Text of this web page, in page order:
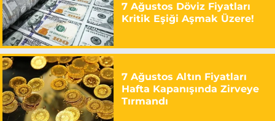
7 Ağustos Döviz Fiyatları
Kritik Eşiği Aşmak Üzere!
7 Ağustos Altın Fiyatları
Hafta Kapanışında Zirveye
Tırmandı